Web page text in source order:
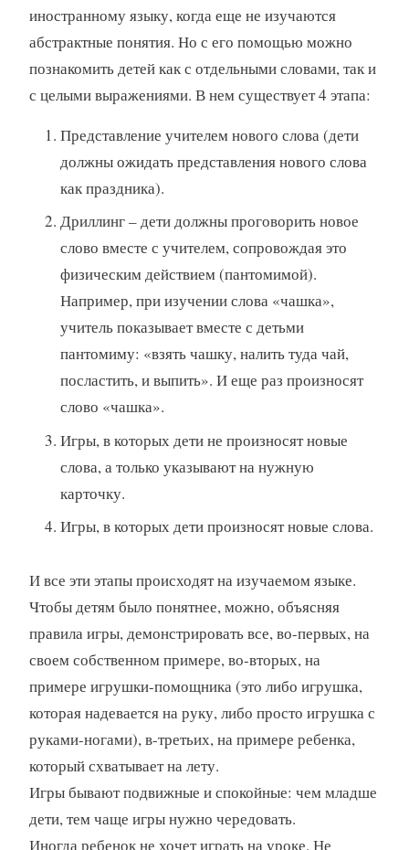
иностранному языку, когда еще не изучаются
абстрактные понятия. Но с его помощью можно
познакомить детей как с отдельными словами, так и
с целыми выражениями. В нем существует 4 этапа:
Представление учителем нового слова (дети
должны ожидать представления нового слова
как праздника).
Дриллинг – дети должны проговорить новое
слово вместе с учителем, сопровождая это
физическим действием (пантомимой).
Например, при изучении слова «чашка»,
учитель показывает вместе с детьми
пантомиму: «взять чашку, налить туда чай,
посластить, и выпить». И еще раз произносят
слово «чашка».
Игры, в которых дети не произносят новые
слова, а только указывают на нужную
карточку.
Игры, в которых дети произносят новые слова.
И все эти этапы происходят на изучаемом языке.
Чтобы детям было понятнее, можно, объясняя
правила игры, демонстрировать все, во-первых, на
своем собственном примере, во-вторых, на
примере игрушки-помощника (это либо игрушка,
которая надевается на руку, либо просто игрушка с
руками-ногами), в-третьих, на примере ребенка,
который схватывает на лету.
Игры бывают подвижные и спокойные: чем младше
дети, тем чаще игры нужно чередовать.
Иногда ребенок не хочет играть на уроке. Не